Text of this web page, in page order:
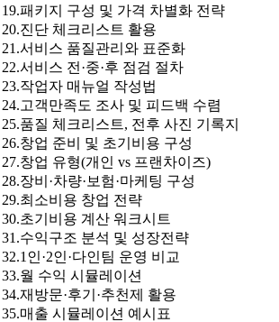
19.패키지 구성 및 가격 차별화 전략
20.진단 체크리스트 활용
21.서비스 품질관리와 표준화
22.서비스 전·중·후 점검 절차
23.작업자 매뉴얼 작성법
24.고객만족도 조사 및 피드백 수렴
25.품질 체크리스트, 전후 사진 기록지
26.창업 준비 및 초기비용 구성
27.창업 유형(개인 vs 프랜차이즈)
28.장비·차량·보험·마케팅 구성
29.최소비용 창업 전략
30.초기비용 계산 워크시트
31.수익구조 분석 및 성장전략
32.1인·2인·다인팀 운영 비교
33.월 수익 시뮬레이션
34.재방문·후기·추천제 활용
35.매출 시뮬레이션 예시표